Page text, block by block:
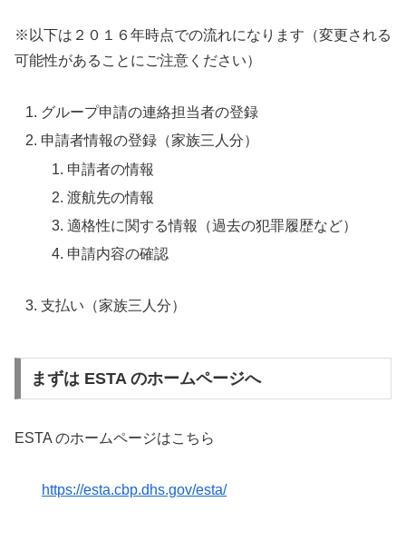
※以下は２０１６年時点での流れになります（変更される
可能性があることにご注意ください）
グループ申請の連絡担当者の登録
申請者情報の登録（家族三人分）
申請者の情報
渡航先の情報
適格性に関する情報（過去の犯罪履歴など）
申請内容の確認
支払い（家族三人分）
まずは ESTA のホームページへ
ESTA のホームページはこちら
https://esta.cbp.dhs.gov/esta/